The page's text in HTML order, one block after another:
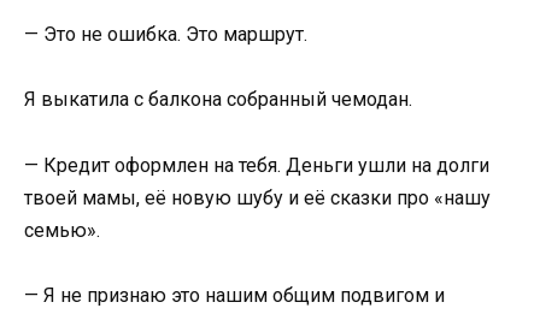
— Это не ошибка. Это маршрут.
Я выкатила с балкона собранный чемодан.
— Кредит оформлен на тебя. Деньги ушли на долги
твоей мамы, её новую шубу и её сказки про «нашу
семью».
— Я не признаю это нашим общим подвигом и